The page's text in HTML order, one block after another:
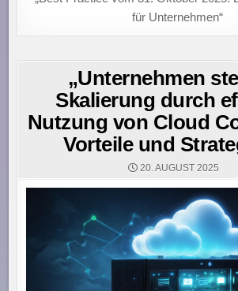
für Unternehmen“
„Unternehmen
Skalierung durch
Nutzung von Cloud
Vorteile und
20. AUGUST 2025